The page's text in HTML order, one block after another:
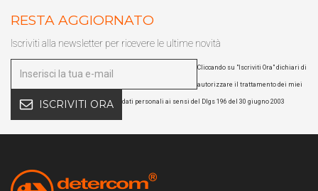
RESTA AGGIORNATO
Iscriviti alla newsletter per ricevere le ultime novità
ISCRIVITI ORA
Cliccando su "Iscriviti Ora" dichiari di
autorizzare il trattamento dei miei
dati personali ai sensi del Dlgs 196 del 30 giugno 2003